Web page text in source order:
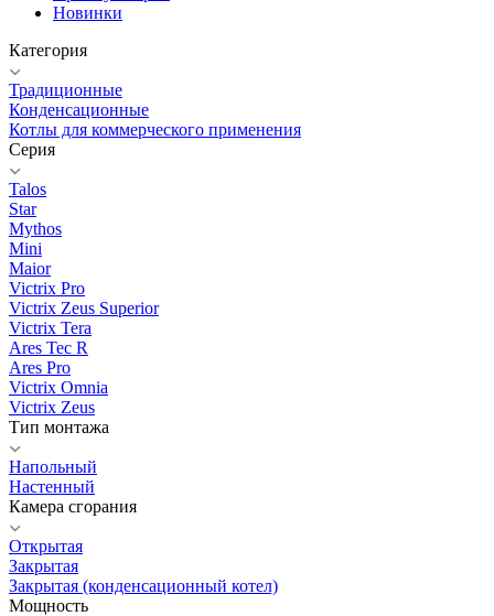
Новинки
Категория
Традиционные
Конденсационные
Котлы для коммерческого применения
Серия
Talos
Star
Mythos
Mini
Maior
Victrix Pro
Victrix Zeus Superior
Victrix Tera
Ares Tec R
Ares Pro
Victrix Omnia
Victrix Zeus
Тип монтажа
Напольный
Настенный
Камера сгорания
Открытая
Закрытая
Закрытая (конденсационный котел)
Мощность